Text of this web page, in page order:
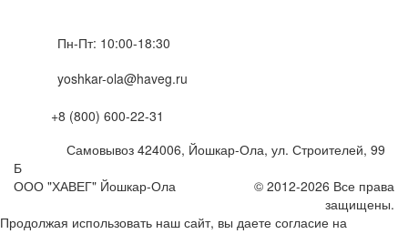
Пн-Пт: 10:00-18:30
yoshkar-ola@haveg.ru
+8 (800) 600-22-31
Самовывоз 424006, Йошкар-Ола, ул. Строителей, 99
Б
ООО "ХАВЕГ" Йошкар-Ола
© 2012-2026 Все права
защищены.
Продолжая использовать наш сайт, вы даете согласие на